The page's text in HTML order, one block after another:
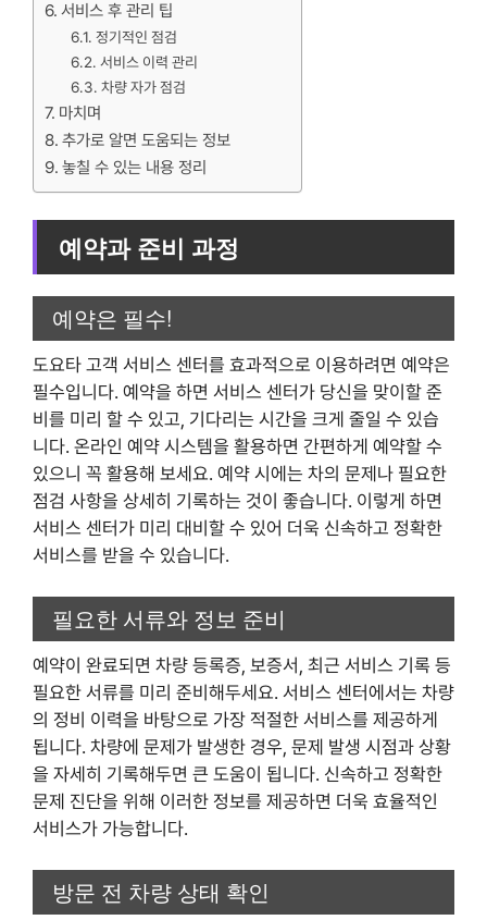
서비스 후 관리 팁
정기적인 점검
서비스 이력 관리
차량 자가 점검
마치며
추가로 알면 도움되는 정보
놓칠 수 있는 내용 정리
예약과 준비 과정
예약은 필수!
도요타 고객 서비스 센터를 효과적으로 이용하려면 예약은
필수입니다. 예약을 하면 서비스 센터가 당신을 맞이할 준
비를 미리 할 수 있고, 기다리는 시간을 크게 줄일 수 있습
니다. 온라인 예약 시스템을 활용하면 간편하게 예약할 수
있으니 꼭 활용해 보세요. 예약 시에는 차의 문제나 필요한
점검 사항을 상세히 기록하는 것이 좋습니다. 이렇게 하면
서비스 센터가 미리 대비할 수 있어 더욱 신속하고 정확한
서비스를 받을 수 있습니다.
필요한 서류와 정보 준비
예약이 완료되면 차량 등록증, 보증서, 최근 서비스 기록 등
필요한 서류를 미리 준비해두세요. 서비스 센터에서는 차량
의 정비 이력을 바탕으로 가장 적절한 서비스를 제공하게
됩니다. 차량에 문제가 발생한 경우, 문제 발생 시점과 상황
을 자세히 기록해두면 큰 도움이 됩니다. 신속하고 정확한
문제 진단을 위해 이러한 정보를 제공하면 더욱 효율적인
서비스가 가능합니다.
방문 전 차량 상태 확인